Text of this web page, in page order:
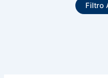
Filtro